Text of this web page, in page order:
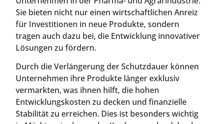
Sie bieten nicht nur einen wirtschaftlichen Anreiz
für Investitionen in neue Produkte, sondern
tragen auch dazu bei, die Entwicklung innovativer
Lösungen zu fördern.
Durch die Verlängerung der Schutzdauer können
Unternehmen ihre Produkte länger exklusiv
vermarkten, was ihnen hilft, die hohen
Entwicklungskosten zu decken und finanzielle
Stabilität zu erreichen. Dies ist besonders wichtig